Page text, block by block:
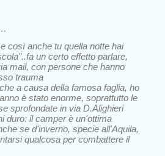
così anche tu quella notte hai
un certo effetto parlare,
mail, con persone che hanno
trauma
a causa della famosa faglia, ho
è stato enorme, soprattutto le
sprofondate in via D.Alighieri
duro: il camper è un'ottima
se d'inverno, specie all'Aquila,
qualcosa per combattere il